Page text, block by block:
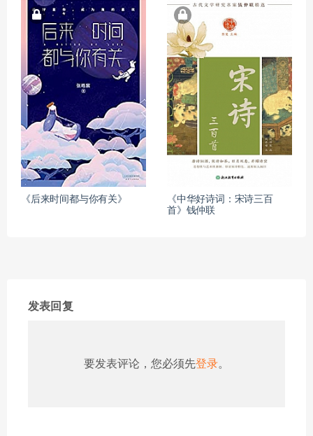
《后来时间都与你有关》
《中华好诗词：宋诗三百
首》钱仲联
发表回复
要发表评论，您必须先登录。